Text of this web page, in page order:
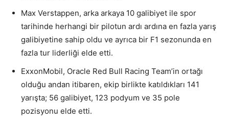
Max Verstappen, arka arkaya 10 galibiyet ile spor
tarihinde herhangi bir pilotun ardı ardına en fazla yarış
galibiyetine sahip oldu ve ayrıca bir F1 sezonunda en
fazla tur liderliği elde etti.
ExxonMobil, Oracle Red Bull Racing Team’in ortağı
olduğu andan itibaren, ekip birlikte katıldıkları 141
yarışta; 56 galibiyet, 123 podyum ve 35 pole
pozisyonu elde etti.